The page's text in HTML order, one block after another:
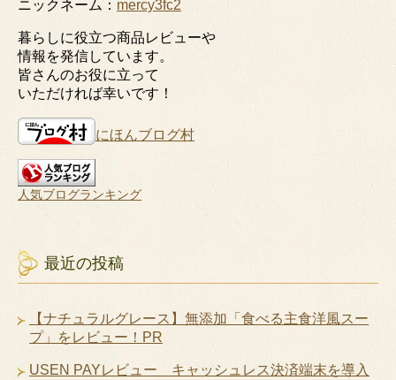
ニックネーム： mercy3fc2
暮らしに役立つ商品レビューや
情報を発信しています。
皆さんのお役に立って
いただければ幸いです！
にほんブログ村
人気ブログランキング
最近の投稿
【ナチュラルグレース】無添加「食べる主食洋風スー
プ」をレビュー！PR
USEN PAYレビュー キャッシュレス決済端末を導入